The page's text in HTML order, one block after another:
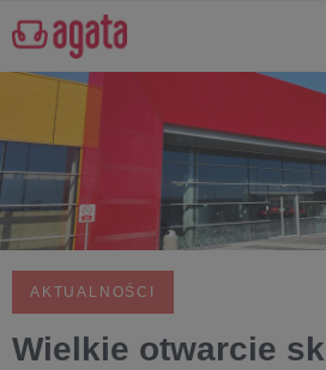
AKTUALNOŚCI
Wielkie otwarcie